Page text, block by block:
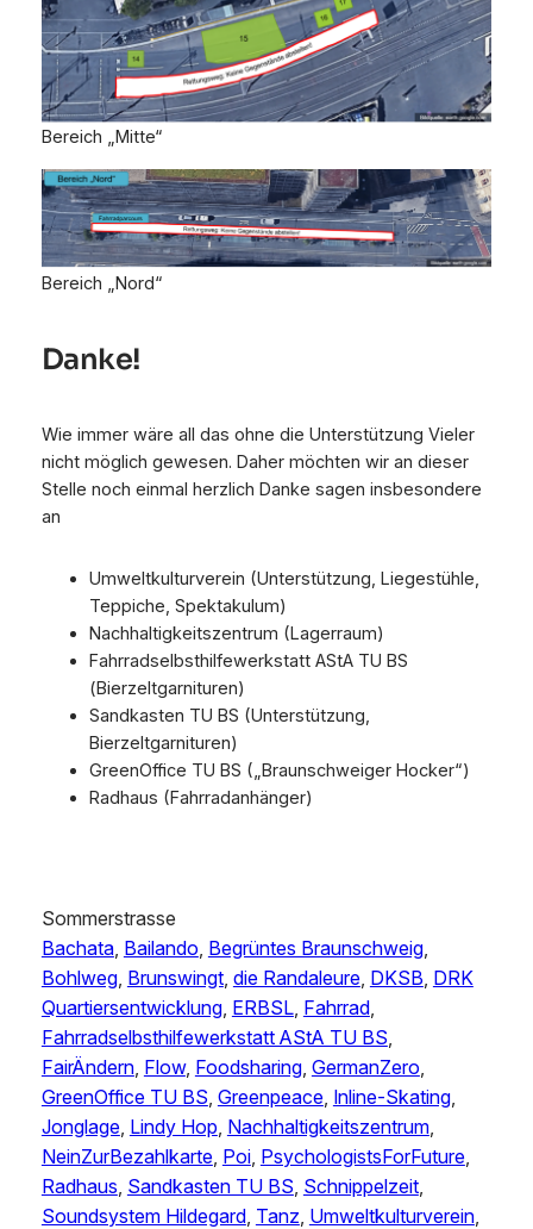
Bereich „Mitte“
Bereich „Nord“
Danke!
Wie immer wäre all das ohne die Unterstützung Vieler
nicht möglich gewesen. Daher möchten wir an dieser
Stelle noch einmal herzlich Danke sagen insbesondere
an
Umweltkulturverein (Unterstützung, Liegestühle,
Teppiche, Spektakulum)
Nachhaltigkeitszentrum (Lagerraum)
Fahrradselbsthilfewerkstatt AStA TU BS
(Bierzeltgarnituren)
Sandkasten TU BS (Unterstützung,
Bierzeltgarnituren)
GreenOffice TU BS („Braunschweiger Hocker“)
Radhaus (Fahrradanhänger)
Sommerstrasse
Bachata, Bailando, Begrüntes Braunschweig
Bohlweg, Brunswingt, die Randaleure, DKSB, DRK
Quartiersentwicklung, ERBSL, Fahrrad
Fahrradselbsthilfewerkstatt AStA TU BS
FairÄndern, Flow, Foodsharing, GermanZero
GreenOffice TU BS, Greenpeace, Inline-Skating
Jonglage, Lindy Hop, Nachhaltigkeitszentrum
NeinZurBezahlkarte, Poi, PsychologistsForFuture
Radhaus, Sandkasten TU BS, Schnippelzeit
Soundsystem Hildegard, Tanz, Umweltkulturverein